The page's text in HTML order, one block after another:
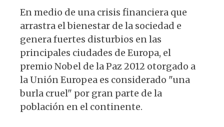
En medio de una crisis financiera que
arrastra el bienestar de la sociedad e
genera fuertes disturbios en las
principales ciudades de Europa, el
premio Nobel de la Paz 2012 otorgado a
la Unión Europea es considerado "una
burla cruel" por gran parte de la
población en el continente.